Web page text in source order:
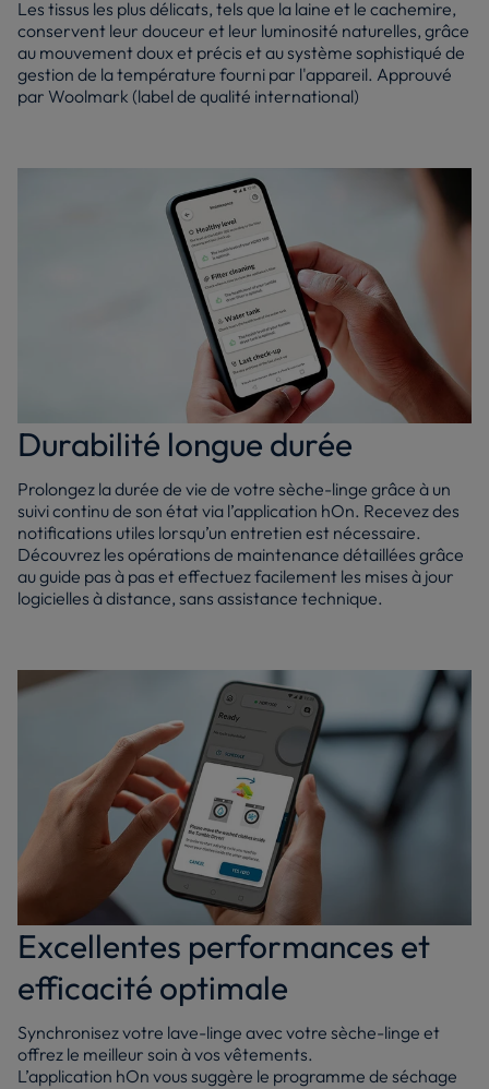
Les tissus les plus délicats, tels que la laine et le cachemire,
conservent leur douceur et leur luminosité naturelles, grâce
au mouvement doux et précis et au système sophistiqué de
gestion de la température fourni par l'appareil. Approuvé
par Woolmark (label de qualité international)
Durabilité longue durée
Prolongez la durée de vie de votre sèche-linge grâce à un
suivi continu de son état via l’application hOn. Recevez des
notifications utiles lorsqu’un entretien est nécessaire.
Découvrez les opérations de maintenance détaillées grâce
au guide pas à pas et effectuez facilement les mises à jour
logicielles à distance, sans assistance technique.
Excellentes performances et
efficacité optimale
Synchronisez votre lave-linge avec votre sèche-linge et
offrez le meilleur soin à vos vêtements.
L’application hOn vous suggère le programme de séchage